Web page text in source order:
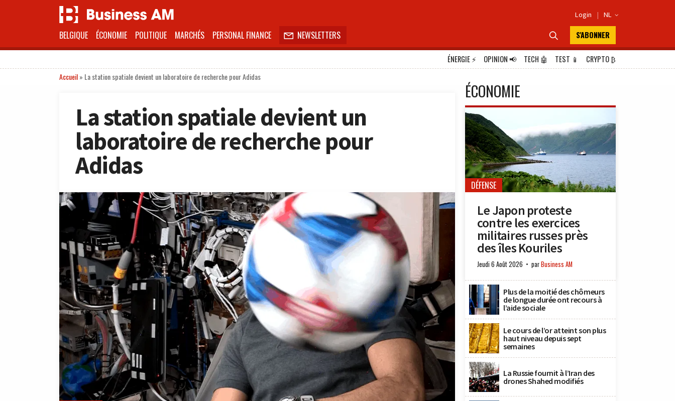
Login | NL 
BELGIQUE ÉCONOMIE POLITIQUE MARCHÉS PERSONAL FINANCE  NEWSLETTERS  S'ABONNER
ÉNERGIE⚡ OPINION📢 TECH 🤖 TEST 📱 CRYPTO₿
Accueil» La station spatiale devient un laboratoire de recherche pour Adidas
La station spatiale devient un
laboratoire de recherche pour
Adidas
ÉCONOMIE
DÉFENSE
Le Japon proteste
contre les exercices
militaires russes près
des îles Kouriles
Jeudi 6 Août 2026 parBusiness AM
Plus de la moitié des chômeurs
de longue durée ont recours à
l’aide sociale
Le cours de l’or atteint son plus
haut niveau depuis sept
semaines
La Russie fournit à l’Iran des
drones Shahed modifiés